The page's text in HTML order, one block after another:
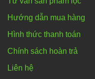
Hướng dẫn mua hàng
Hình thức thanh toán
Chính sách hoàn trả
Liên hệ